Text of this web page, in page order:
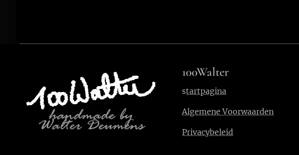
100Walter
startpagina
Algemene Voorwaarden
Privacybeleid